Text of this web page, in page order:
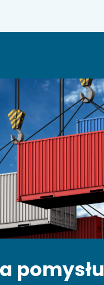
pomysłu